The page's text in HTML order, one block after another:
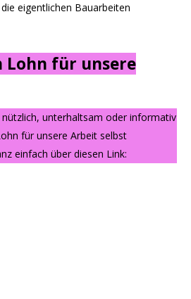
eigentlichen Bauarbeiten
Lohn für unsere
unterhaltsam oder informativ
für unsere Arbeit selbst
einfach über diesen Link: